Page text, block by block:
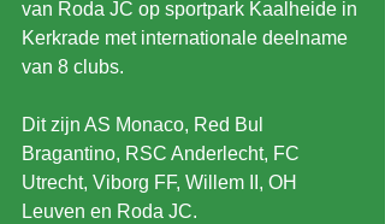
van Roda JC op sportpark Kaalheide in
Kerkrade met internationale deelname
van 8 clubs.
Dit zijn AS Monaco, Red Bul
Bragantino, RSC Anderlecht, FC
Utrecht, Viborg FF, Willem II, OH
Leuven en Roda JC.